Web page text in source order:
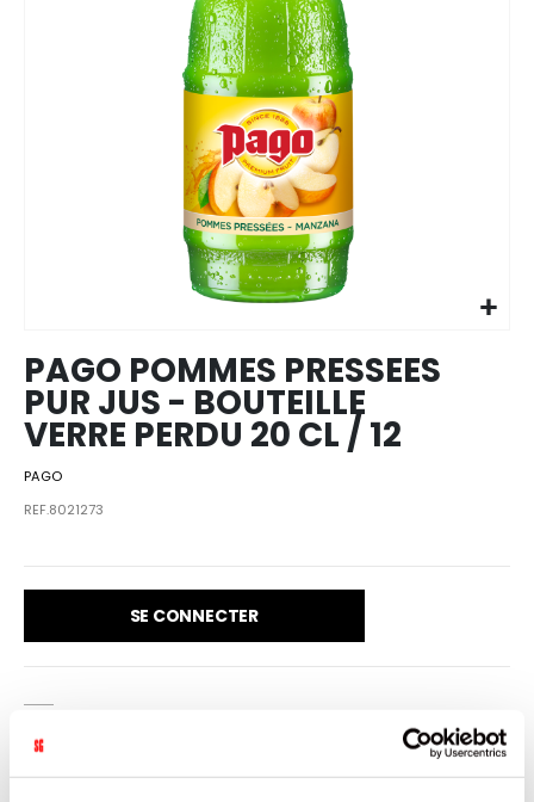
images
gallery
PAGO POMMES PRESSEES
PUR JUS - BOUTEILLE
VERRE PERDU 20 CL / 12
PAGO
REF.8021273
SE CONNECTER